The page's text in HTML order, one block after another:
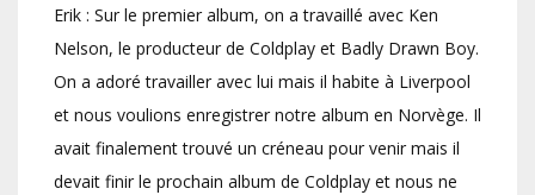
Erik : Sur le premier album, on a travaillé avec Ken
Nelson, le producteur de Coldplay et Badly Drawn Boy.
On a adoré travailler avec lui mais il habite à Liverpool
et nous voulions enregistrer notre album en Norvège. Il
avait finalement trouvé un créneau pour venir mais il
devait finir le prochain album de Coldplay et nous ne